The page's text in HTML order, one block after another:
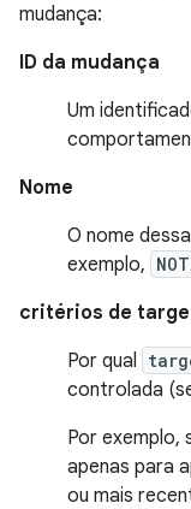
mudança:
ID da mudança
Um
Nome
O nome
exemplo,
critérios de
Por qual
controlada
Por exemplo,
apenas para
ou mais